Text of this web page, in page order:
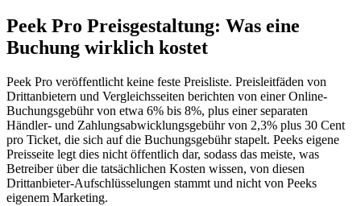
Peek Pro Preisgestaltung: Was eine
Buchung wirklich kostet
Peek Pro veröffentlicht keine feste Preisliste. Preisleitfäden von
Drittanbietern und Vergleichsseiten berichten von einer Online-
Buchungsgebühr von etwa 6% bis 8%, plus einer separaten
Händler- und Zahlungsabwicklungsgebühr von 2,3% plus 30 Cent
pro Ticket, die sich auf die Buchungsgebühr stapelt. Peeks eigene
Preisseite legt dies nicht öffentlich dar, sodass das meiste, was
Betreiber über die tatsächlichen Kosten wissen, von diesen
Drittanbieter-Aufschlüsselungen stammt und nicht von Peeks
eigenem Marketing.